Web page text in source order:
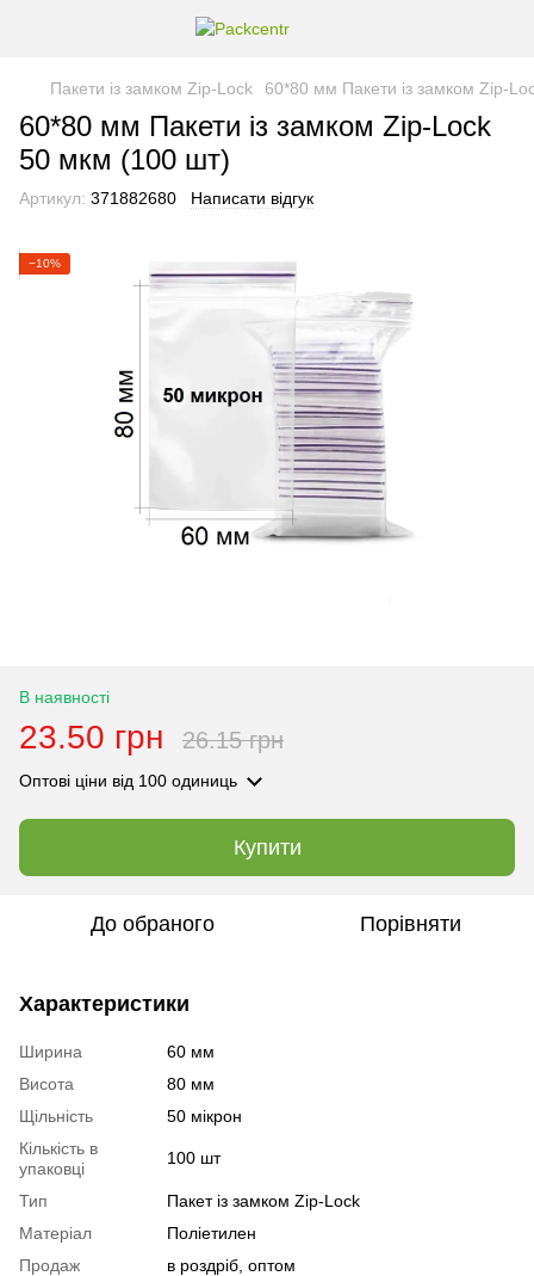
Пакети із замком Zip-Lock 60*80 мм Пакети із замком Zip-
60*80 мм Пакети із замком Zip-Lock
50 мкм (100 шт)
Артикул: 371882680 Написати відгук
−10%
В наявності
23.50 грн 26.15 грн
Оптові ціни від 100 одиниць
Купити
До обраного Порівняти
Характеристики
Ширина
60 мм
Висота
80 мм
Щільність
50 мікрон
Кількість в
упаковці
100 шт
Тип
Пакет із замком Zip-Lock
Матеріал
Поліетилен
Продаж
в роздріб, оптом